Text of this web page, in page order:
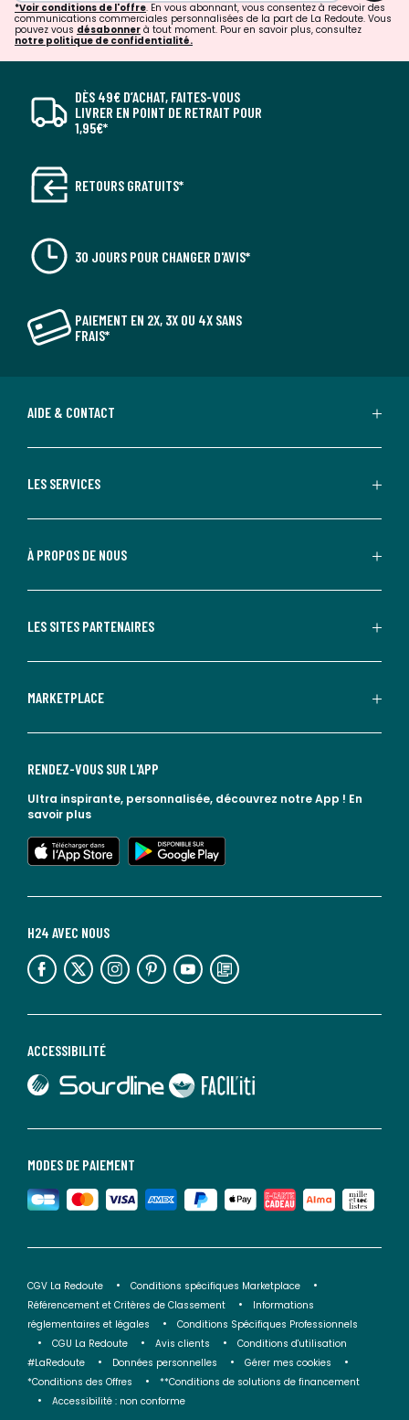
*Voir conditions de l'offre. En vous abonnant, vous consentez à recevoir des
communications commerciales personnalisées de la part de La Redoute. Vous
pouvez vous désabonner à tout moment. Pour en savoir plus, consultez
notre politique de confidentialité.
DÈS 49€ D’ACHAT, FAITES-VOUS
LIVRER EN POINT DE RETRAIT POUR
1,95€*
RETOURS GRATUITS*
30 JOURS POUR CHANGER D'AVIS*
PAIEMENT EN 2X, 3X OU 4X SANS
FRAIS*
AIDE & CONTACT
LES SERVICES
À PROPOS DE NOUS
LES SITES PARTENAIRES
MARKETPLACE
MODES DE PAIEMENT
ACCESSIBILITÉ
lien vers Sourdline
lien vers Faciliti
H24 AVEC NOUS
lien vers l'espace réseaux sociaux lien vers l'espace réseaux sociaux lien vers l'espace réseaux sociaux lien vers l'espace réseaux sociaux lien vers l'espace réseaux sociaux lien vers le blog la redoute
RENDEZ-VOUS SUR L'APP
Ultra inspirante, personnalisée, découvrez notre App ! En
savoir plus
lien vers l'app store
lien vers google play
CGV La Redoute
Conditions spécifiques Marketplace
Référencement et Critères de Classement
Informations
réglementaires et légales
Conditions Spécifiques Professionnels
CGU La Redoute
Avis clients
Conditions d'utilisation
#LaRedoute
Données personnelles
Gérer mes cookies
*Conditions des Offres
**Conditions de solutions de financement
Accessibilité : non conforme